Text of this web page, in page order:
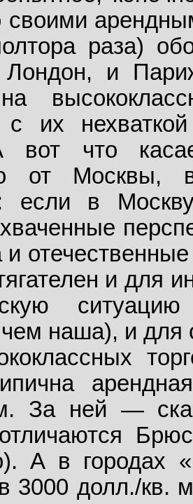
своими
раза)
и
с их
вот что
от Москвы,
если в
и для
наша), и для
За ней —
А в городах
3000 долл./кв.